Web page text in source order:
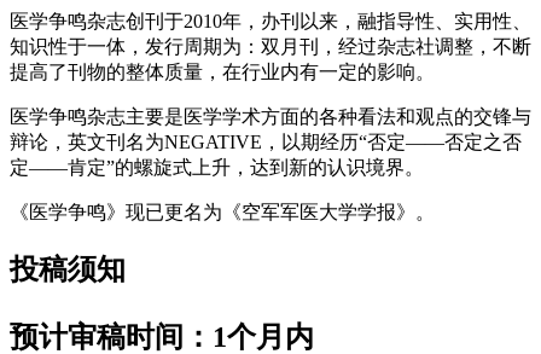
医学争鸣杂志创刊于2010年，办刊以来，融指导性、实用性、
知识性于一体，发行周期为：双月刊，经过杂志社调整，不断
提高了刊物的整体质量，在行业内有一定的影响。
医学争鸣杂志主要是医学学术方面的各种看法和观点的交锋与
辩论，英文刊名为NEGATIVE，以期经历“否定——否定之否
定——肯定”的螺旋式上升，达到新的认识境界。
《医学争鸣》现已更名为《空军军医大学学报》。
投稿须知
预计审稿时间：1个月内